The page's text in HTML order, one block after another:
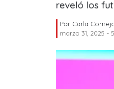
reveló los
Por Carla
marzo 31, 2025 -